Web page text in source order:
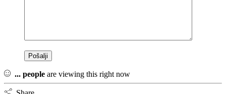
... people are viewing this right now